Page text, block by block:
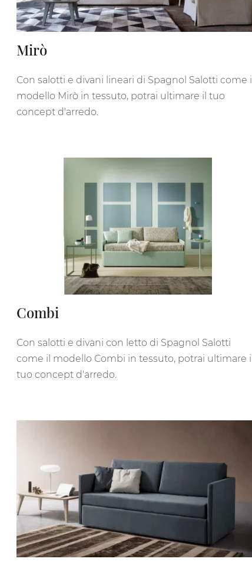
Mirò
Con salotti e divani lineari di Spagnol Salotti come il
modello Mirò in tessuto, potrai ultimare il tuo
concept d'arredo.
Combi
Con salotti e divani con letto di Spagnol Salotti
come il modello Combi in tessuto, potrai ultimare il
tuo concept d'arredo.